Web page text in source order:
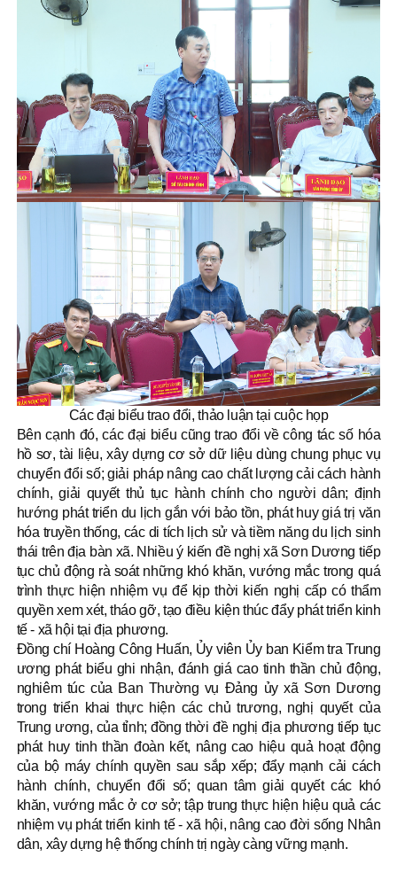
Các đại biểu trao đổi, thảo luận tại cuộc họp
Bên cạnh đó, các đại biểu cũng trao đổi về công tác số hóa
hồ sơ, tài liệu, xây dựng cơ sở dữ liệu dùng chung phục vụ
chuyển đổi số; giải pháp nâng cao chất lượng cải cách hành
chính, giải quyết thủ tục hành chính cho người dân; định
hướng phát triển du lịch gắn với bảo tồn, phát huy giá trị văn
hóa truyền thống, các di tích lịch sử và tiềm năng du lịch sinh
thái trên địa bàn xã. Nhiều ý kiến đề nghị xã Sơn Dương tiếp
tục chủ động rà soát những khó khăn, vướng mắc trong quá
trình thực hiện nhiệm vụ để kịp thời kiến nghị cấp có thẩm
quyền xem xét, tháo gỡ, tạo điều kiện thúc đẩy phát triển kinh
tế - xã hội tại địa phương.
Đồng chí Hoàng Công Huấn, Ủy viên Ủy ban Kiểm tra Trung
ương phát biểu ghi nhận, đánh giá cao tinh thần chủ động,
nghiêm túc của Ban Thường vụ Đảng ủy xã Sơn Dương
trong triển khai thực hiện các chủ trương, nghị quyết của
Trung ương, của tỉnh; đồng thời đề nghị địa phương tiếp tục
phát huy tinh thần đoàn kết, nâng cao hiệu quả hoạt động
của bộ máy chính quyền sau sắp xếp; đẩy mạnh cải cách
hành chính, chuyển đổi số; quan tâm giải quyết các khó
khăn, vướng mắc ở cơ sở; tập trung thực hiện hiệu quả các
nhiệm vụ phát triển kinh tế - xã hội, nâng cao đời sống Nhân
dân, xây dựng hệ thống chính trị ngày càng vững mạnh.